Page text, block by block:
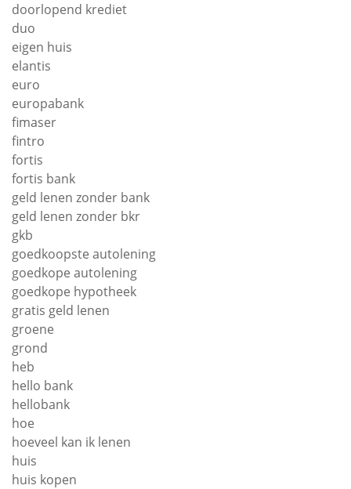
doorlopend krediet
duo
eigen huis
elantis
euro
europabank
fimaser
fintro
fortis
fortis bank
geld lenen zonder bank
geld lenen zonder bkr
gkb
goedkoopste autolening
goedkope autolening
goedkope hypotheek
gratis geld lenen
groene
grond
heb
hello bank
hellobank
hoe
hoeveel kan ik lenen
huis
huis kopen